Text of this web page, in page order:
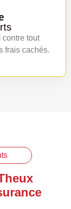
contre tout
frais cachés.